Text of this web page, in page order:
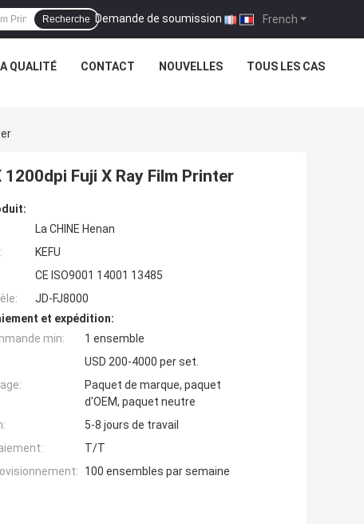
French
Demande de soumission |
Recherche
QUALITÉ CONTACT NOUVELLES TOUS LES CAS
Fuji X Ray Film Printer
La CHINE Henan
KEFU
CE ISO9001 14001 13485
JD-FJ8000
et expédition:
min:
1 ensemble
USD 200-4000 per set.
Paquet de marque, paquet
d'OEM, paquet neutre
5-8 jours de travail
T/T
100 ensembles par semaine